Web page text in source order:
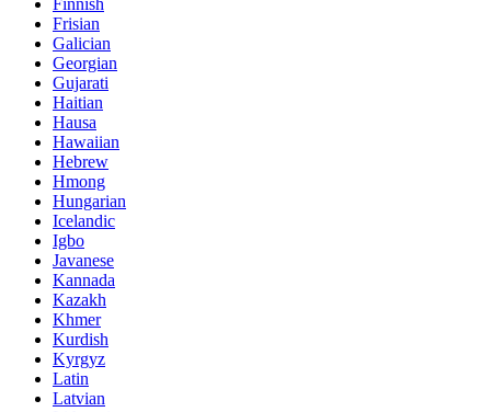
Finnish
Frisian
Galician
Georgian
Gujarati
Haitian
Hausa
Hawaiian
Hebrew
Hmong
Hungarian
Icelandic
Igbo
Javanese
Kannada
Kazakh
Khmer
Kurdish
Kyrgyz
Latin
Latvian